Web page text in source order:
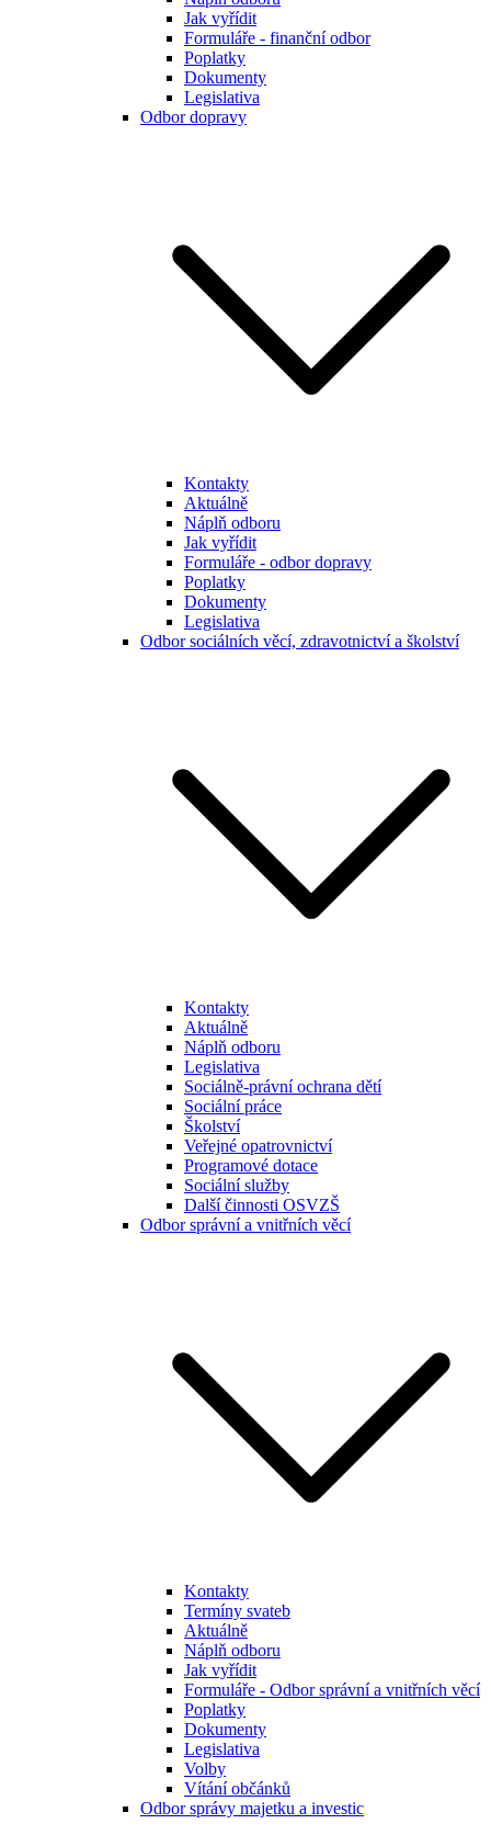
Jak vyřídit
Formuláře - finanční odbor
Poplatky
Dokumenty
Legislativa
Odbor dopravy
Kontakty
Aktuálně
Náplň odboru
Jak vyřídit
Formuláře - odbor dopravy
Poplatky
Dokumenty
Legislativa
Odbor sociálních věcí, zdravotnictví a školství
Kontakty
Aktuálně
Náplň odboru
Legislativa
Sociálně-právní ochrana dětí
Sociální práce
Školství
Veřejné opatrovnictví
Programové dotace
Sociální služby
Další činnosti OSVZŠ
Odbor správní a vnitřních věcí
Kontakty
Termíny svateb
Aktuálně
Náplň odboru
Jak vyřídit
Formuláře - Odbor správní a vnitřních věcí
Poplatky
Dokumenty
Legislativa
Volby
Vítání občánků
Odbor správy majetku a investic